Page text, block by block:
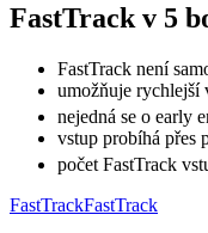
FastTrack v 5
FastTrack není
umožňuje rychlejší
nejedná se o early
vstup probíhá přes
počet FastTrack
FastTrackFastTrack